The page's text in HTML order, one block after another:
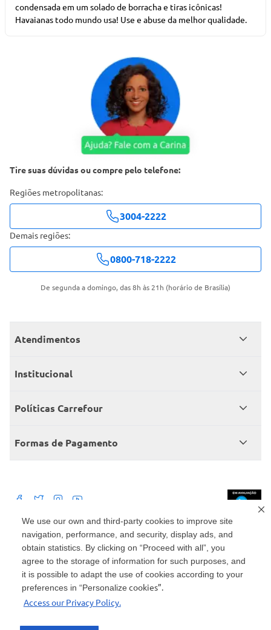
We use our own and third-party cookies to improve site
navigation, performance, and security, display ads, and
obtain statistics. By clicking on “Proceed with all”, you
agree to the storage of information for such purposes, and
it is possible to adapt the use of cookies according to your
preferences in “Personalize cookies”.
Access our Privacy Policy.
condensada em um solado de borracha e tiras icônicas!
Havaianas todo mundo usa! Use e abuse da melhor qualidade.
Tire suas dúvidas ou compre pelo telefone:
Regiões metropolitanas:
3004-2222
Demais regiões:
0800-718-2222
De segunda a domingo, das 8h às 21h (horário de Brasília)
Atendimentos
Meus pedidos
Consumidor.gov
Institucional
Grupo Carrefour Brasil
Produtos Carrefour
Políticas Carrefour
Políticas de entregas
Políticas de trocas e devoluções
Formas de Pagamento
Mercado: Carrefour Comércio e Indústrias Ltda Via de Acesso Norte, Km 38,
nº 420, Empresarial Gato Preto, Cajamar - SP | CEP 07789-100 | CNPJ:
45.543.915/0846-95
Drogaria: Carrefour Comercio e Industria Ltda: Avenida das Nações Unidas,
15187, Loja 104/105/106 Bloco A Setor 1 - Vila Gertrudes, São Paulo, SP |
CEP 04794-000 | CNPJ: 45.543.915/0736-50
Envio de documentos administrativos e jurídicos: Avenida Tucunaré, 125 -
Tamboré, Barueri - SP | CEP 06460-020
atendimento@carrefour.com.br